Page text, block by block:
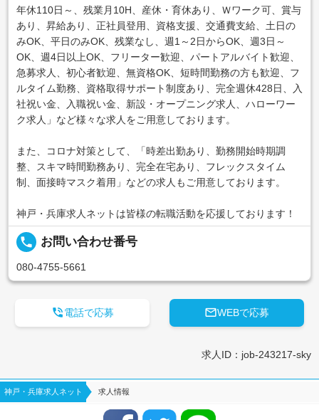
年休110日～、残業月10H、産休・育休あり、Ｗワーク可、賞与
あり、昇給あり、正社員登用、資格支援、交通費支給、土日の
みOK、平日のみOK、残業なし、週1～2日からOK、週3日～
OK、週4日以上OK、フリーター歓迎、パートアルバイト歓迎、
急募求人、初心者歓迎、無資格OK、短時間勤務の方も歓迎、フ
ルタイム勤務、資格取得サポート制度あり、完全週休428日、入
社祝い金、入職祝い金、新設・オープニング求人、ハローワー
ク求人」など様々な求人をご用意しております。
また、コロナ対策として、「時差出勤あり、勤務開始時期調
整、スキマ時間勤務あり、完全在宅あり、フレックスタイム
制、面接時マスク着用」などの求人もご用意しております。
神戸・兵庫求人ネットは皆様の転職活動を応援しております！
local_phone お問い合わせ番号
080-4755-5661
WEBで応募
電話で応募
求人ID：job-243217-sky
神戸・兵庫求人ネット 求人情報